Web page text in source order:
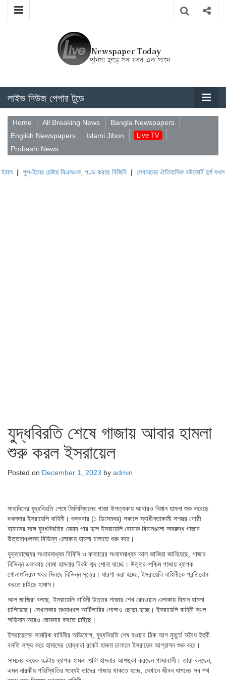
লাইভ নিউজ পেপার টুডে
Home All Breaking News
Bangla Newspapers
English Newspapers
Islami Jibon Live TV
Probashi News
ইনের চেষ্টায় বিএসএফ, পণ্ড করছে বিজিবি|লেবাননের ঐতিহাসিক বউফোর্ট দুর্গ দখল করল
যুদ্ধবিরতি শেষে গাজায় আবার হামলা
শুরু করল ইসরায়েল
Posted on December 1, 2023 by admin
সাতদিনের যুদ্ধবিরতি শেষে ফিলিস্তিনের গাজা উপত্যকায় আবারও বিমান হামলা শুরু করেছে
দখলদার ইসরায়েলি বাহিনী। শুক্রবার (১ ডিসেম্বর) সকালে স্বাধীনতাকামী সশস্ত্র গোষ্ঠী
হামাসের সঙ্গে যুদ্ধবিরতির মেয়াদ পার হলে ইসরায়েলি বোমারু বিমানগুলো অবরুদ্ধ গাজার
উত্তরাঞ্চলসহ বিভিন্ন এলাকায় হামলা চালাতে শুরু করে।
যুক্তরাজ্যের সংবাদমাধ্যম বিবিসি ও কাতারের সংবাদমাধ্যম আল জাজিরা জানিয়েছে, গাজার
বিভিন্ন এলাকায় বোমা হামলার বিকট শব্দ শোনা যাচ্ছে। উত্তর-পশ্চিম গাজায় ব্যাপক
গোলাগুলিরও খবর মিলছে বিভিন্ন সূত্রে। ধারণা করা হচ্ছে, ইসরায়েলি বাহিনীকে প্রতিরোধ
করতে চাইছে হামাস।
আল জাজিরা বলছে, ইসরায়েলি বাহিনী উত্তর গাজার শেখ রেদওয়ান এলাকায় বিমান হামলা
চালিয়েছে। সেখানকার মধ্যাঞ্চলে আর্টিলারির গোলাও ছোড়া হচ্ছে। ইসরায়েলি বাহিনী স্থল
অভিযান আরও জোরদার করতে চাইছে।
ইসরায়েলের সামরিক বাহিনীর অভিযোগ, যুদ্ধবিরতি শেষ হওয়ার ঠিক আগ মুহূর্তে অবৈধ ইহুদী
বসতি লক্ষ্য করে হামাসের যোদ্ধারা রকেট হামলা চালালে ইসরায়েল আগ্রাসন শুরু করে।
সামনের কয়েক ঘণ্টায় ব্যাপক হামলা-পাল্টা হামলার আশঙ্কা করছেন গাজাবাসী। তারা বলছেন,
এমন নারকীয় পরিস্থিতির মধ্যেই তাদের গাজায় থাকতে হচ্ছে, যেখানে জীবন যাপনের সব পথ